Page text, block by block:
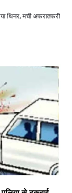
थिनर, मची अफरातफरी